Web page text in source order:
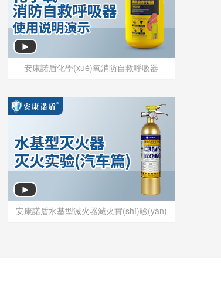
安康諾盾化學(xué)氧消防自救呼吸器
安康諾盾化學(xué)氧消防自救呼吸器
安康諾盾水基型滅火器滅火實(shí)驗(yàn)